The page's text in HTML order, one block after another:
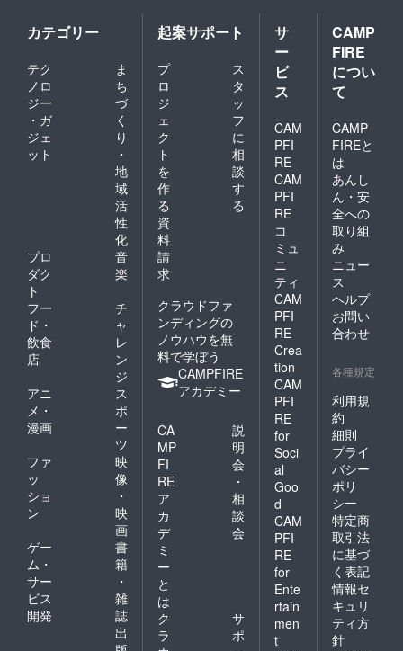
明書を
発行し
ます。
カテゴリー
テク
ノロ
ジー
・ガ
ジェ
ット
ま
ち
づ
く
り
・
地
域
活
性
化
プロ
ダク
ト
音
楽
フー
ド・
飲食
店
チ
ャ
レ
ン
ジ
アニ
メ・
漫画
ス
ポ
ー
ツ
ファ
ッ
ショ
ン
映
像
・
映
画
ゲー
ム・
サー
ビス
開発
書
籍
・
雑
誌
出
起案サポート
プ
ロ
ジ
ェ
ク
ト
を
作
る
ス
タ
ッ
フ
に
相
談
す
る
資
料
請
求
クラウドファ
ンディングの
ノウハウを無
料で学ぼう
CAMPFIRE
アカデミー
CA
MP
FI
RE
ア
カ
デ
ミ
ー
と
は
説
明
会
・
相
談
会
ク
ラ
サ
ポ
サ
ー
ビ
ス
CAM
PFI
RE
CAM
PFI
RE
コ
ミュ
ニ
ティ
CAM
PFI
RE
Crea
tion
CAM
PFI
RE
for
Soci
al
Goo
d
CAM
PFI
RE
for
Ente
rtain
men
t
CAMP
FIRE
につい
て
CAMP
FIREと
は
あんし
ん・安
全への
取り組
み
ニュー
ス
ヘルプ
お問い
合わせ
各種規定
利用規
約
細則
プライ
バシー
ポリ
シー
特定商
取引法
に基づ
く表記
情報セ
キュリ
ティ方
針